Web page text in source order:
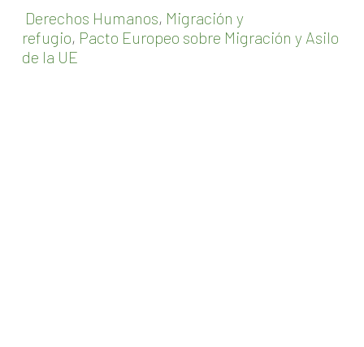
Derechos Humanos, Migración y
refugio, Pacto Europeo sobre Migración y Asilo
de la UE